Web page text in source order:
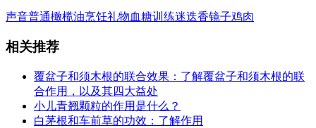
声音普通橄榄油烹饪礼物血糖训练迷迭香镜子鸡肉
相关推荐
覆盆子和须木根的联合效果：了解覆盆子和须木根的联
合作用，以及其四大益处
小儿青翘颗粒的作用是什么？
白茅根和车前草的功效：了解作用